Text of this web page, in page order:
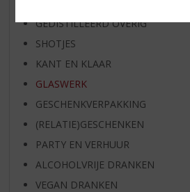
GEDISTILLEERD OVERIG
SHOTJES
KANT EN KLAAR
GLASWERK
GESCHENKVERPAKKING
(RELATIE)GESCHENKEN
PARTY EN VERHUUR
ALCOHOLVRIJE DRANKEN
VEGAN DRANKEN